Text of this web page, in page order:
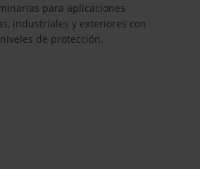
para aplicaciones
industriales y exteriores con
de protección.